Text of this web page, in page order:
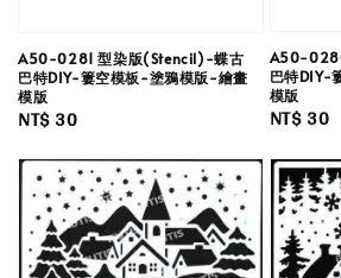
A50-0281 型染版(Stencil)-蝶古
巴特DIY-簍空模板-塗鴉模版-繪畫
模版
Regular
NT$ 30
A50-
巴特DIY-
模版
Regular
NT$ 30